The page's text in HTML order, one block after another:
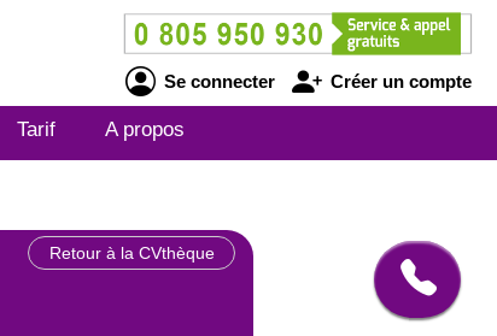
Se connecter Créer un compte
Tarif A propos
Retour à la CVthèque